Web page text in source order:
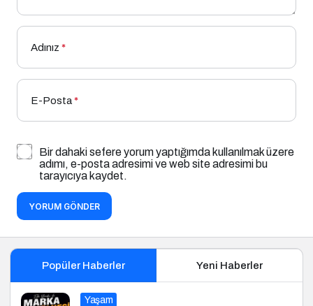
Adınız *
E-Posta*
Bir dahaki sefere yorum yaptığımda kullanılmak üzere
adımı, e-posta adresimi ve web site adresimi bu
tarayıcıya kaydet.
YORUM GÖNDER
Popüler Haberler Yeni Haberler
Yaşam